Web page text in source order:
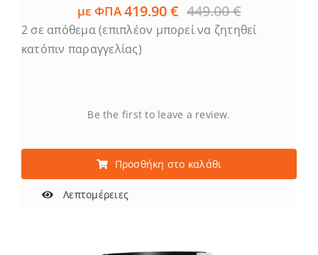
449.00€Original
price
419.90€
Η
τρέχουσα
με ΦΠΑ
2 σε απόθεμα (επιπλέον μπορεί να ζητηθεί
κατόπιν παραγγελίας)
Be the first to leave a review.
Προσθήκη στο καλάθι
Λεπτομέρειες